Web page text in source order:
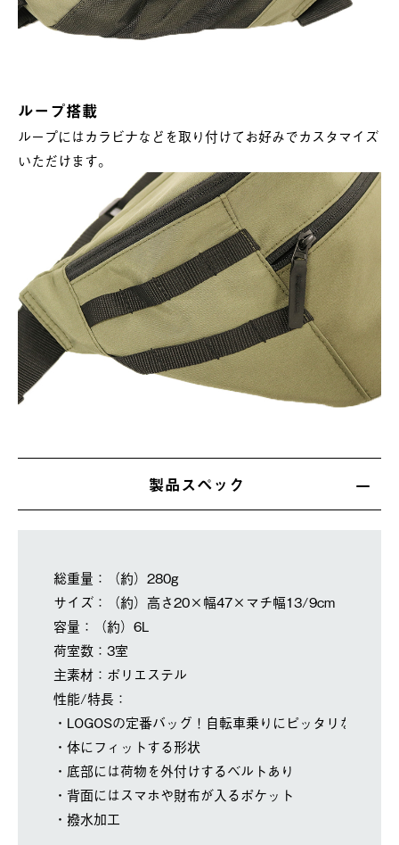
ループ搭載
ループにはカラビナなどを取り付けてお好みでカスタマイズ
いただけます。
製品スペック
総重量：（約）280g
サイズ：（約）高さ20×幅47×マチ幅13/9cm
容量：（約）6L
荷室数：3室
主素材：ポリエステル
性能/特長：
・LOGOSの定番バッグ！自転車乗りにピッタリなメッ
・体にフィットする形状
・底部には荷物を外付けするベルトあり
・背面にはスマホや財布が入るポケット
・撥水加工